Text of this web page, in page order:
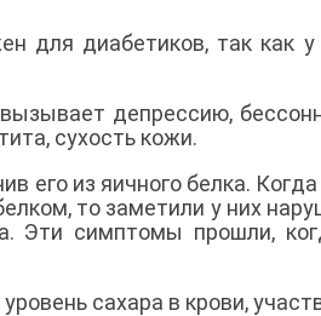
для диабетиков, так как
вызывает депрессию,
сухость кожи.
его из яичного белка.
то заметили у них
Эти симптомы прошли,
сахара в крови,